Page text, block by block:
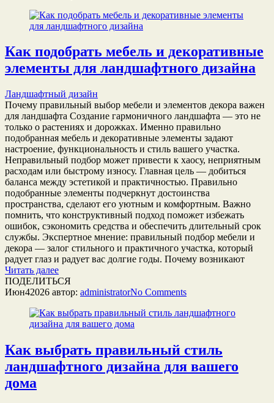
Как подобрать мебель и декоративные
элементы для ландшафтного дизайна
Ландшафтный дизайн
Почему правильный выбор мебели и элементов декора важен
для ландшафта Создание гармоничного ландшафта — это не
только о растениях и дорожках. Именно правильно
подобранная мебель и декоративные элементы задают
настроение, функциональность и стиль вашего участка.
Неправильный подбор может привести к хаосу, неприятным
расходам или быстрому износу. Главная цель — добиться
баланса между эстетикой и практичностью. Правильно
подобранные элементы подчеркнут достоинства
пространства, сделают его уютным и комфортным. Важно
помнить, что конструктивный подход поможет избежать
ошибок, сэкономить средства и обеспечить длительный срок
службы. Экспертное мнение: правильный подбор мебели и
декора — залог стильного и практичного участка, который
радует глаз и радует вас долгие годы. Почему возникают
Читать далее
ПОДЕЛИТЬСЯ
Июн42026 автор: administratorNo Comments
Как выбрать правильный стиль
ландшафтного дизайна для вашего
дома